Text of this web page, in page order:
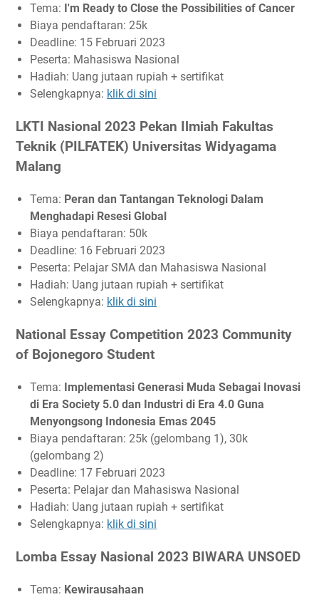
Tema: I'm Ready to Close the Possibilities of Cancer
Biaya pendaftaran: 25k
Deadline: 15 Februari 2023
Peserta: Mahasiswa Nasional
Hadiah: Uang jutaan rupiah + sertifikat
Selengkapnya: klik di sini
LKTI Nasional 2023 Pekan Ilmiah Fakultas
Teknik (PILFATEK) Universitas Widyagama
Malang
Tema: Peran dan Tantangan Teknologi Dalam
Menghadapi Resesi Global
Biaya pendaftaran: 50k
Deadline: 16 Februari 2023
Peserta: Pelajar SMA dan Mahasiswa Nasional
Hadiah: Uang jutaan rupiah + sertifikat
Selengkapnya: klik di sini
National Essay Competition 2023 Community
of Bojonegoro Student
Tema: Implementasi Generasi Muda Sebagai Inovasi
di Era Society 5.0 dan Industri di Era 4.0 Guna
Menyongsong Indonesia Emas 2045
Biaya pendaftaran: 25k (gelombang 1), 30k
(gelombang 2)
Deadline: 17 Februari 2023
Peserta: Pelajar dan Mahasiswa Nasional
Hadiah: Uang jutaan rupiah + sertifikat
Selengkapnya: klik di sini
Lomba Essay Nasional 2023 BIWARA UNSOED
Tema: Kewirausahaan